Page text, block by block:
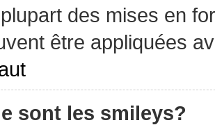
des mises en
être appliquées
sont les smileys?